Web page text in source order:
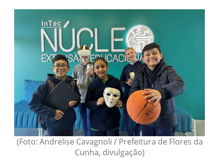
(Foto: Andrelise Cavagnoli / Prefeitura de Flores da
Cunha, divulgação)